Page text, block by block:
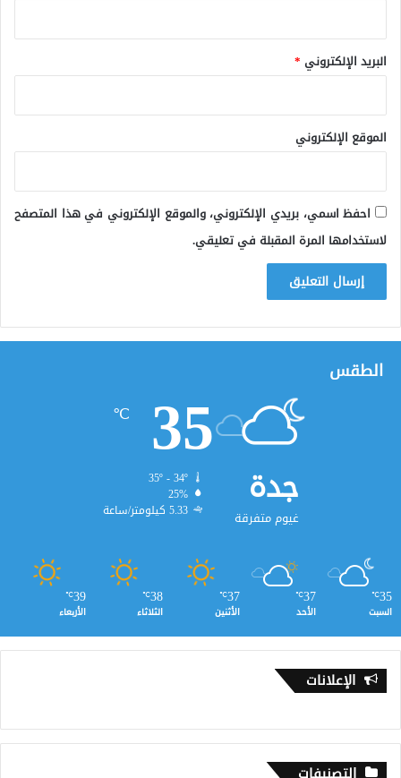
البريد الإلكتروني *
الموقع الإلكتروني
احفظ اسمي، بريدي الإلكتروني، والموقع الإلكتروني في هذا المتصفح
لاستخدامها المرة المقبلة في تعليقي.
الطقس
جدة
غيوم متفرقة
35
℃
35º - 34º
25%
5.33 كيلومتر/ساعة
35
℃
السبت
37
℃
الأحد
37
℃
الأثنين
38
℃
الثلاثاء
39
℃
الأربعاء
الإعلانات